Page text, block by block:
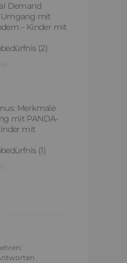
Demand
Umgang mit
– Kinder mit
(2)
Merkmale
mit PANDA-
mit
(1)